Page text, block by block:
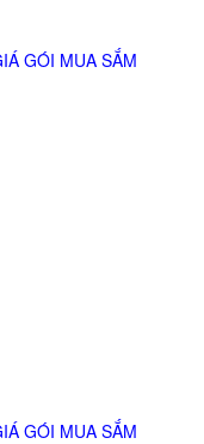
GÓI MUA SẮM
GÓI MUA SẮM